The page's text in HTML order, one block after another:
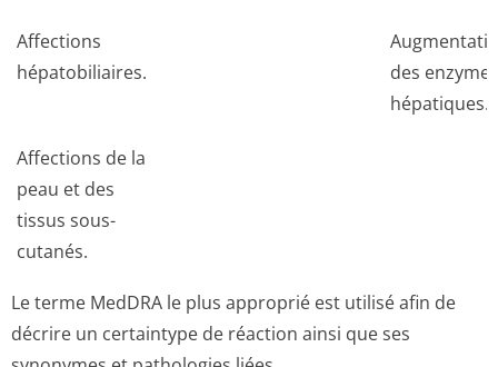
Affections
hépatobiliaires.
des enzymes
hépatiques.
Affections de la
peau et des
tissus sous-
cutanés.
Le terme MedDRA le plus approprié est utilisé afin de
décrire un certaintype de réaction ainsi que ses